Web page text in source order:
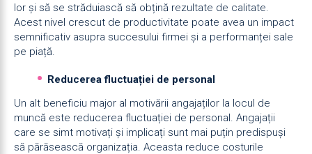
lor și să se străduiască să obțină rezultate de calitate.
Acest nivel crescut de productivitate poate avea un impact
semnificativ asupra succesului firmei și a performanței sale
pe piață.
Reducerea fluctuației de personal
Un alt beneficiu major al motivării angajaților la locul de
muncă este reducerea fluctuației de personal. Angajații
care se simt motivați și implicați sunt mai puțin predispuși
să părăsească organizația. Aceasta reduce costurile